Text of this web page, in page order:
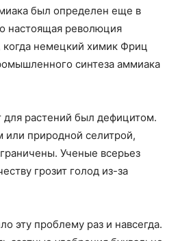
был определен еще в
настоящая революция
когда немецкий химик Фриц
синтеза аммиака
для растений был дефицитом.
или природной селитрой,
Ученые всерьез
грозит голод из-за
эту проблему раз и навсегда.